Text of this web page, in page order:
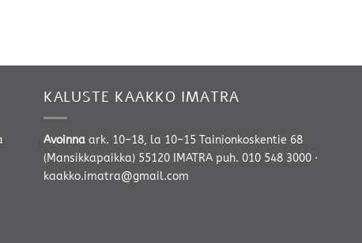
KALUSTE KAAKKO IMATRA
Avoinnaark. 10–18, la 10–15 Tainionkoskentie 68
(Mansikkapaikka) 55120 IMATRA puh. 010 548 3000·
kaakko.imatra@gmail.com